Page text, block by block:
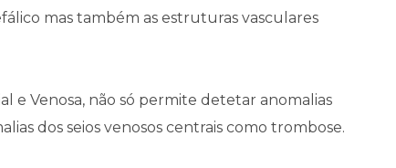
mas também as estruturas vasculares
e Venosa, não só permite detetar anomalias
dos seios venosos centrais como trombose.